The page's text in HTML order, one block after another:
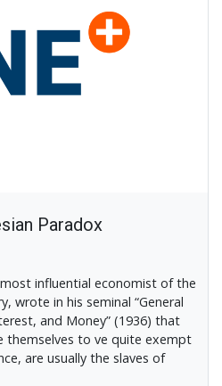
Paradox
influential economist of the
wrote in his seminal “General
and Money” (1936) that
themselves to ve quite exempt
are usually the slaves of